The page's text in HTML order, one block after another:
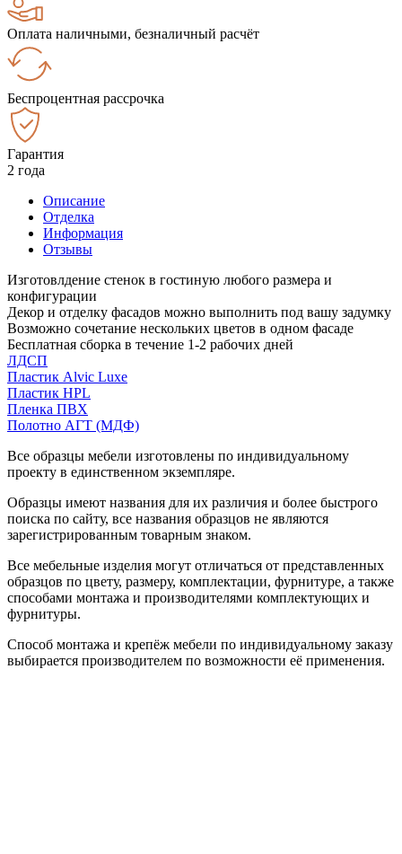
Оплата наличными, безналичный расчёт
Беспроцентная рассрочка
Гарантия
2 года
Описание
Отделка
Информация
Отзывы
Изготовлдение стенок в гостиную любого размера и
конфигурации
Декор и отделку фасадов можно выполнить под вашу задумку
Возможно сочетание нескольких цветов в одном фасаде
Бесплатная сборка в течение 1-2 рабочих дней
ЛДСП
Пластик Alvic Luxe
Пластик HPL
Пленка ПВХ
Полотно АГТ (МДФ)
Все образцы мебели изготовлены по индивидуальному
проекту в единственном экземпляре.
Образцы имеют названия для их различия и более быстрого
поиска по сайту, все названия образцов не являются
зарегистрированным товарным знаком.
Все мебельные изделия могут отличаться от представленных
образцов по цвету, размеру, комплектации, фурнитуре, а также
способами монтажа и производителями комплектующих и
фурнитуры.
Способ монтажа и крепёж мебели по индивидуальному заказу
выбирается производителем по возможности её применения.